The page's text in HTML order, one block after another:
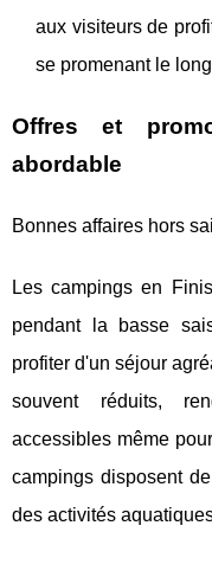
aux visiteurs de
se promenant le
Offres et
abordable
Bonnes affaires hors
Les campings en
pendant la basse
profiter d'un séjour
souvent réduits,
accessibles même
campings disposent
des activités